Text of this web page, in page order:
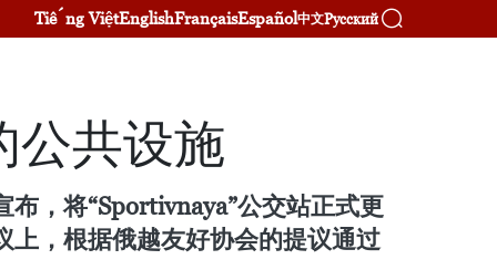
Tiếng ViệtEnglishFrançaisEspañol中文Русский
公共设施
，将“Sportivnaya”公交站正式更
上，根据俄越友好协会的提议通过